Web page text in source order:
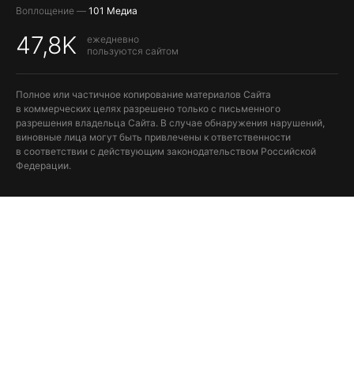
Воплощение — 101 Медиа
47,8K
ежедневно
пользуются сайтом
Полное или частичное копирование материалов Сайта
в коммерческих целях разрешено только с письменного
разрешения владельца Сайта. В случае обнаружения нарушений,
виновные лица могут быть привлечены к ответственности
в соответствии с действующим законодательством Российской
Федерации.